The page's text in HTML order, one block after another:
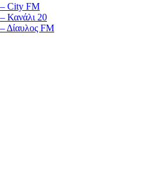
– City FM
– Κανάλι 20
– Δίαυλος FM